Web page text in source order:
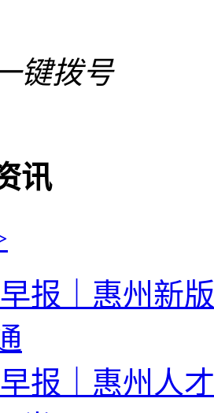
键拨号
讯
报｜惠州新
报｜惠州人